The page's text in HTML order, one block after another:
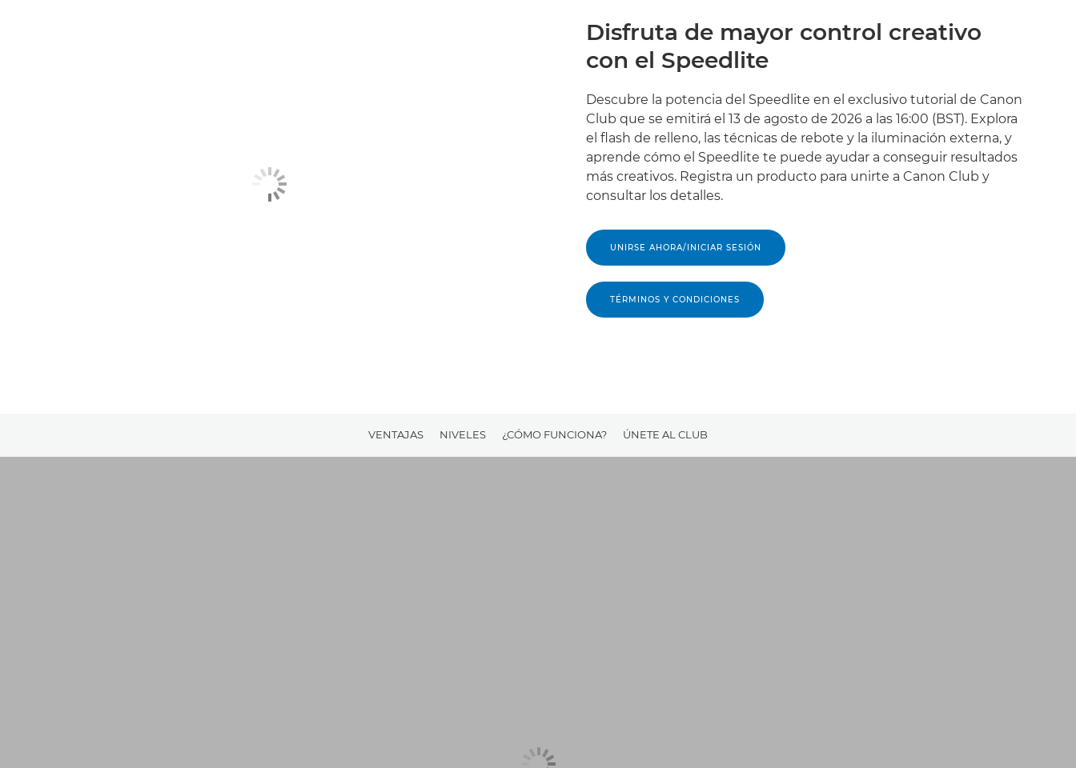
Disfruta de mayor control creativo
con el Speedlite
Descubre la potencia del Speedlite en el exclusivo tutorial de Canon
Club que se emitirá el 13 de agosto de 2026 a las 16:00 (BST). Explora
el flash de relleno, las técnicas de rebote y la iluminación externa, y
aprende cómo el Speedlite te puede ayudar a conseguir resultados
más creativos. Registra un producto para unirte a Canon Club y
consultar los detalles.
UNIRSE AHORA/INICIAR SESIÓN
TÉRMINOS Y CONDICIONES
VENTAJAS NIVELES ¿CÓMO FUNCIONA? ÚNETE AL CLUB